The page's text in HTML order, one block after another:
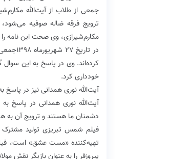
جمعی از طلاب از آیت‌الله
ترویج فرقه ضاله صوفیه
مکارم‌شیرازی، وی صحت این نامه را
در
کرده‌اند. وی در پاسخ به این
خودداری کرد.
آیت‌الله نوری همدانی نیز در
‌آیت‌الله نوری همدانی در پاسخ
دشمنان ما هستند و ترویج آن
فیلم شمس تبریزی تولید مشترک
تهیه‌کننده «مست عشق» است،
پیروزفر را به عنوان بازیگر نقش